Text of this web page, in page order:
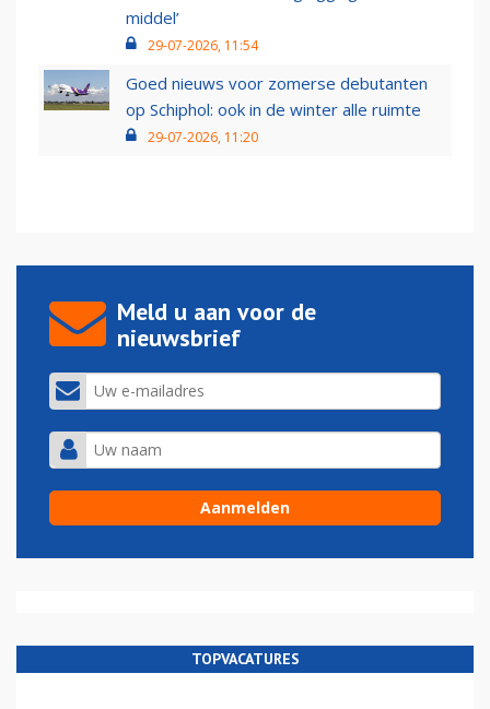
middel’
29-07-2026, 11:54
Goed nieuws voor zomerse debutanten
op Schiphol: ook in de winter alle ruimte
29-07-2026, 11:20
Meld u aan voor de
nieuwsbrief
TOPVACATURES